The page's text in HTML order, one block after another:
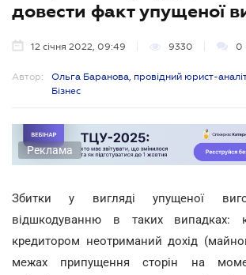
довести факт упущеної
12 січня 2022, 09:49 9330 0
Автор:
Ольга Баранова, провідний юрист-
Бізнес
Реклама
Збитки у вигляді упущеної
відшкодуванню в таких випадках:
кредитором неотриманий дохід
межах припущення сторін на